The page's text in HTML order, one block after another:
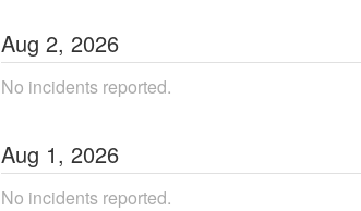
Aug 2, 2026
No incidents reported.
Aug 1, 2026
No incidents reported.